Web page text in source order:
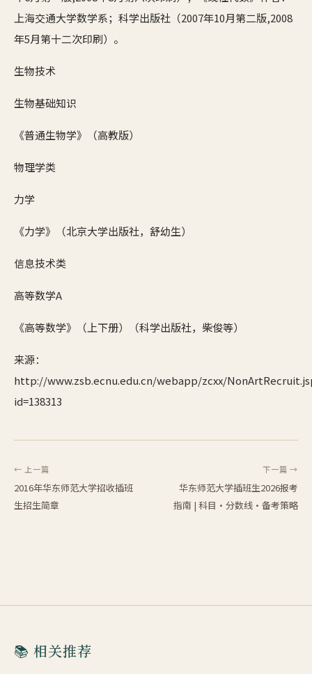
上海交通大学数学系；科学出版社（2007年10月第二版,2008
年5月第十二次印刷）。
生物技术
生物基础知识
《普通生物学》（高教版）
物理学类
力学
《力学》（北京大学出版社，舒幼生）
信息技术类
高等数学A
《高等数学》（上下册）（科学出版社，柴俊等）
来源：
http://www.zsb.ecnu.edu.cn/webapp/zcxx/
id=138313
← 上一篇
2016年华东师范大学招收插班
生招生简章
下一篇 →
华东师范大学插班生2026报考
指南 | 科目·分数线·备考策略
📚 相关推荐